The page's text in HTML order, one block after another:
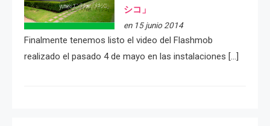
シコ」
en 15 junio 2014
Finalmente tenemos listo el video del Flashmob
realizado el pasado 4 de mayo en las instalaciones […]